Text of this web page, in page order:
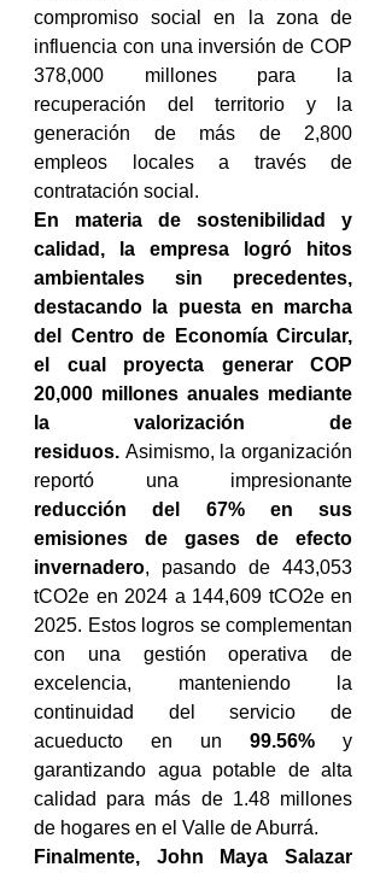
compromiso social en la zona de
influencia con una inversión de COP
378,000 millones para la
recuperación del territorio y la
generación de más de 2,800
empleos locales a través de
contratación social.
En materia de sostenibilidad y
calidad, la empresa logró hitos
ambientales sin precedentes,
destacando la puesta en marcha
del Centro de Economía Circular,
el cual proyecta generar COP
20,000 millones anuales mediante
la valorización de
residuos. Asimismo, la organización
reducción del 67% en sus
emisiones de gases de efecto
invernadero, pasando de 443,053
tCO2e en 2024 a 144,609 tCO2e en
2025. Estos logros se complementan
con una gestión operativa de
excelencia, manteniendo la
continuidad del servicio de
acueducto en un 99.56% y
garantizando agua potable de alta
calidad para más de 1.48 millones
de hogares en el Valle de Aburrá.
Finalmente, John Maya Salazar